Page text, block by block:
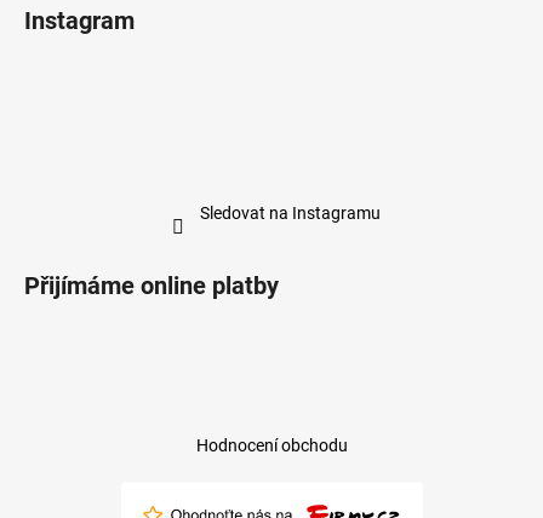
Instagram
Sledovat na Instagramu
Přijímáme online platby
Hodnocení obchodu